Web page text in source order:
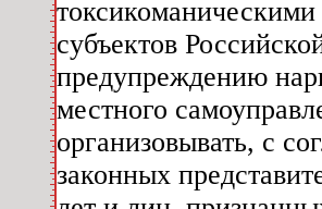
субъектов
предупреждению
местного
организовывать, с
законных